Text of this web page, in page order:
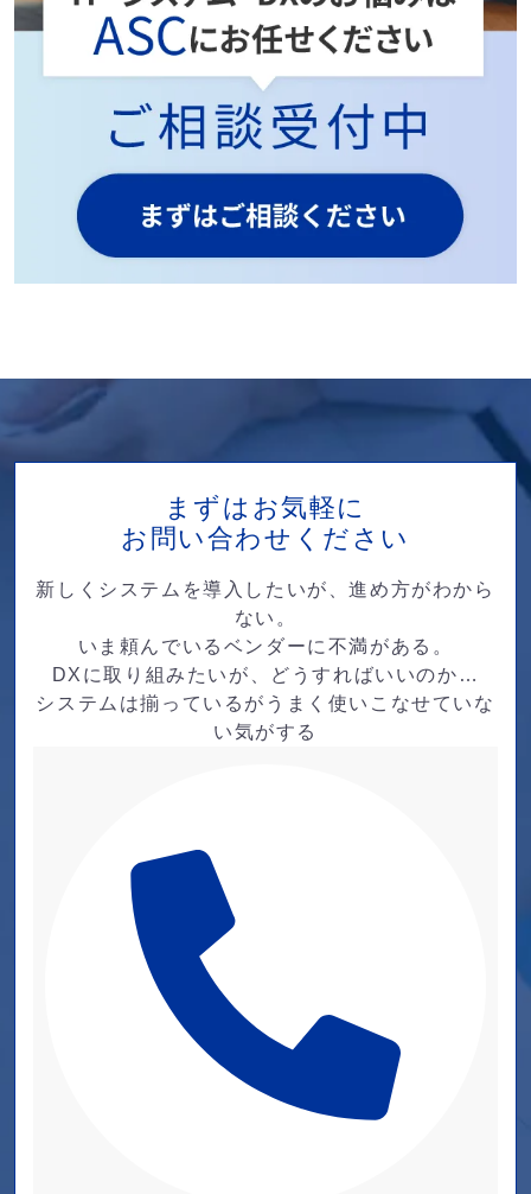
まずはお気軽に
お問い合わせください
新しくシステムを導入したいが、進め方がわから
ない。
いま頼んでいるベンダーに不満がある。
DXに取り組みたいが、どうすればいいのか…
システムは揃っているがうまく使いこなせていな
い気がする